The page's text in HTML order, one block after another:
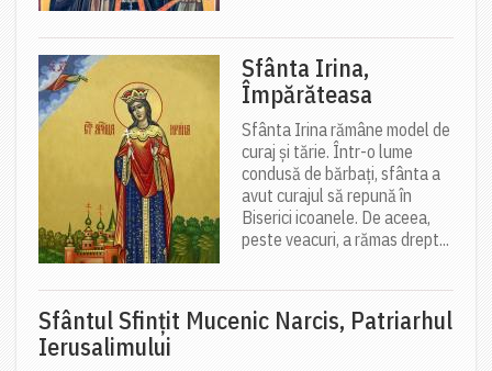
Sfânta Irina,
Împărăteasa
Sfânta Irina rămâne model de
curaj și tărie. Într-o lume
condusă de bărbați, sfânta a
avut curajul să repună în
Biserici icoanele. De aceea,
peste veacuri, a rămas drept...
Sfântul Sfinţit Mucenic Narcis, Patriarhul
Ierusalimului